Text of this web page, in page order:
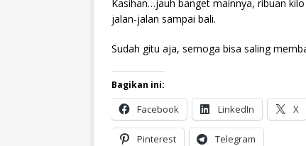
Kasihan…jauh banget mainnya, ribuan
jalan-jalan sampai bali.
Sudah gitu aja, semoga bisa saling
Bagikan ini:
Facebook LinkedIn X
Pinterest Telegram